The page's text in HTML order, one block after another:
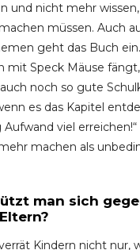
und nicht mehr
müssen. Auch
geht das Buch
mit Speck Mäuse
noch so gute
es das Kapitel
Aufwand viel erreichen!“
machen als
man sich
Kindern nicht nur,